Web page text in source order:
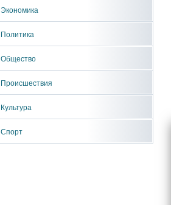
Экономика
Политика
Общество
Происшествия
Культура
Спорт